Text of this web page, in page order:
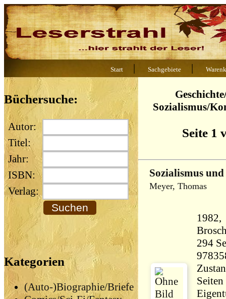
Start | Sachgebiete |
Büchersuche:
Autor:
Titel:
Jahr:
ISBN:
Verlag:
Kategorien
(Auto-)Biographie/Briefe
Sozialismus/
Seite 1
Sozialismus
Meyer, Thomas
1982,
294 Seiten